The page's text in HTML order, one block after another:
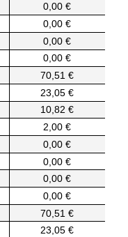
0,00 €
0,00 €
0,00 €
0,00 €
70,51 €
23,05 €
10,82 €
2,00 €
0,00 €
0,00 €
0,00 €
0,00 €
70,51 €
23,05 €